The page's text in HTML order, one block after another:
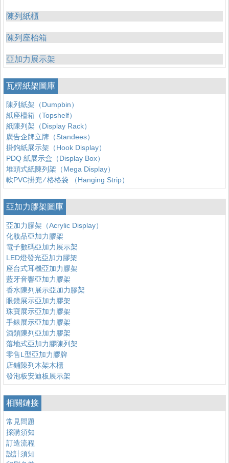
陳列紙櫃
陳列座枱箱
亞加力展示架
瓦楞紙架圖庫
陳列紙架（Dumpbin）
紙座檯箱（Topshelf）
紙陳列架（Display Rack）
廣告企牌立牌（Standees）
掛鉤紙展示架（Hook Display）
PDQ 紙展示盒（Display Box）
堆頭式紙陳列架（Mega Display）
軟PVC掛兜 ∕ 格格袋 （Hanging Strip）
亞加力膠架圖庫
亞加力膠架（Acrylic Display）
化妝品亞加力膠架
電子數碼亞加力展示架
LED燈發光亞加力膠架
座台式耳機亞加力膠架
藍牙音響亞加力膠架
香水陳列展示亞加力膠架
眼鏡展示亞加力膠架
珠寶展示亞加力膠架
手錶展示亞加力膠架
酒類陳列亞加力膠架
落地式亞加力膠陳列架
零售L型亞加力膠牌
店鋪陳列木架木櫃
發泡板安迪板展示架
相關鏈接
常見問題
採購須知
訂造流程
設計須知